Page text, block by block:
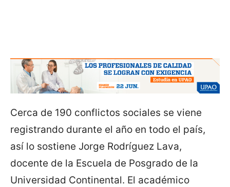
Cerca de 190 conflictos sociales se viene
registrando durante el año en todo el país,
así lo sostiene Jorge Rodríguez Lava,
docente de la Escuela de Posgrado de la
Universidad Continental. El académico